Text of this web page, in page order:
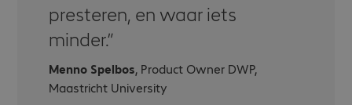
presteren, en waar iets
minder.
Menno Spelbos, Product Owner DWP,
Maastricht University